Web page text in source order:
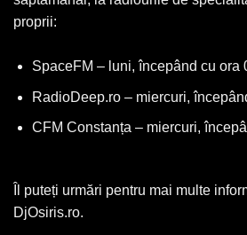
proprii:
SpaceFM – luni, începând cu ora
RadioDeep.ro – miercuri,
CFM Constanța – miercuri,
Îl puteți urmări pentru mai multe
DjOsiris.ro.